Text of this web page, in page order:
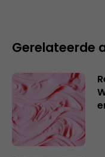
Gerelateerde